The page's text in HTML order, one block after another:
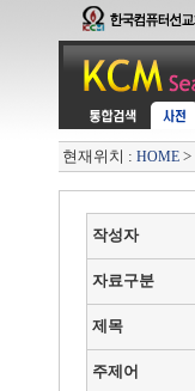
현재위치 : HOME >
작성자
자료구분
제목
주제어